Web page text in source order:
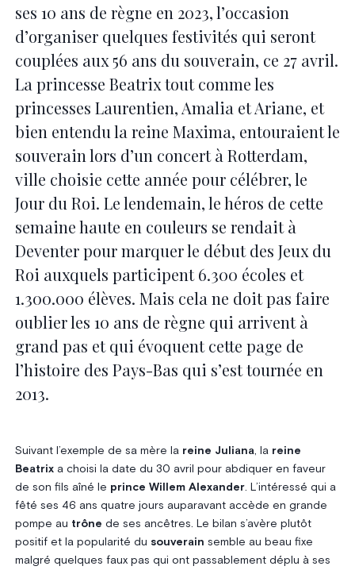
ses 10 ans de règne en 2023, l’occasion
d’organiser quelques festivités qui seront
couplées aux 56 ans du souverain, ce 27 avril.
La princesse Beatrix tout comme les
princesses Laurentien, Amalia et Ariane, et
bien entendu la reine Maxima, entouraient le
souverain lors d’un concert à Rotterdam,
ville choisie cette année pour célébrer, le
Jour du Roi. Le lendemain, le héros de cette
semaine haute en couleurs se rendait à
Deventer pour marquer le début des Jeux du
Roi auxquels participent 6.300 écoles et
1.300.000 élèves. Mais cela ne doit pas faire
oublier les 10 ans de règne qui arrivent à
grand pas et qui évoquent cette page de
l’histoire des Pays-Bas qui s’est tournée en
2013.
Suivant l’exemple de sa mère la reine Juliana, la reine
Beatrixa choisi la date du 30 avril pour abdiquer en faveur
de son fils aîné le prince Willem Alexander. L’intéressé qui a
fêté ses 46 ans quatre jours auparavant accède en grande
pompe au trône de ses ancêtres. Le bilan s’avère plutôt
positif et la popularité du souverain semble au beau fixe
malgré quelques faux pas qui ont passablement déplu à ses